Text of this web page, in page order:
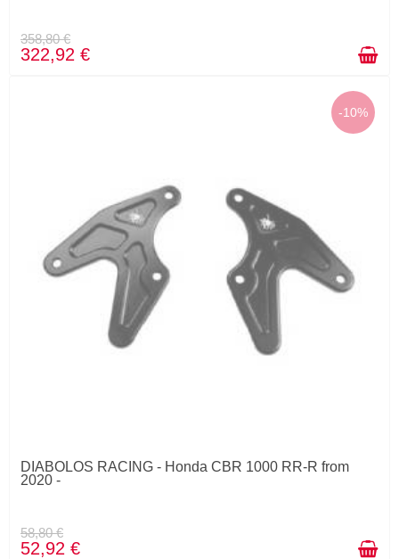
358,80 €
322,92 €
-10%
DIABOLOS RACING - Honda CBR 1000 RR-R from
2020 -
58,80 €
52,92 €